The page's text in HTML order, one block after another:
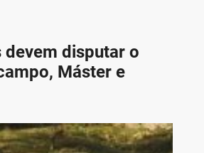
devem disputar o
Máster e